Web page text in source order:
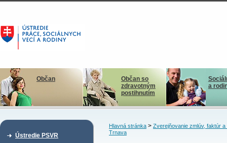
Občan
Občan so
zdravotným
postihnutím
a
Ústredie PSVR
Hlavná stránka> Zverejňovanie zmlúv, faktúr a
Trnava